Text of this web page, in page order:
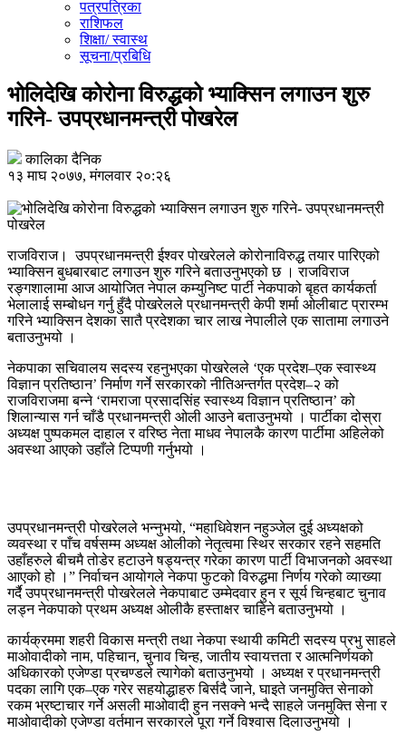
पत्रपत्रिका
राशिफल
शिक्षा/ स्वास्थ
सूचना/प्रबिधि
भोलिदेखि कोरोना विरुद्धको भ्याक्सिन लगाउन शुरु
गरिने- उपप्रधानमन्त्री पोखरेल
कालिका दैनिक
१३ माघ २०७७, मंगलवार २०:२६
राजविराज। उपप्रधानमन्त्री ईश्वर पोखरेलले कोरोनाविरुद्ध तयार पारिएको
भ्याक्सिन बुधबारबाट लगाउन शुरु गरिने बताउनुभएको छ । राजविराज
रङ्गशालामा आज आयोजित नेपाल कम्युनिष्ट पार्टी नेकपाको बृहत कार्यकर्ता
भेलालाई सम्बोधन गर्नु हुँदै पोखरेलले प्रधानमन्त्री केपी शर्मा ओलीबाट प्रारम्भ
गरिने भ्याक्सिन देशका सातै प्रदेशका चार लाख नेपालीले एक सातामा लगाउने
बताउनुभयो ।
नेकपाका सचिवालय सदस्य रहनुभएका पोखरेलले ‘एक प्रदेश–एक स्वास्थ्य
विज्ञान प्रतिष्ठान’ निर्माण गर्ने सरकारको नीतिअन्तर्गत प्रदेश–२ को
राजविराजमा बन्ने ‘रामराजा प्रसादसिंह स्वास्थ्य विज्ञान प्रतिष्ठान’ को
शिलान्यास गर्न चाँडै प्रधानमन्त्री ओली आउने बताउनुभयो । पार्टीका दोस्रा
अध्यक्ष पुष्पकमल दाहाल र वरिष्ठ नेता माधव नेपालकै कारण पार्टीमा अहिलेको
अवस्था आएको उहाँले टिप्पणी गर्नुभयो ।
उपप्रधानमन्त्री पोखरेलले भन्नुभयो, “महाधिवेशन नहुञ्जेल दुई अध्यक्षको
व्यवस्था र पाँच वर्षसम्म अध्यक्ष ओलीको नेतृत्वमा स्थिर सरकार रहने सहमति
उहाँहरुले बीचमै तोडेर हटाउने षड्यन्त्र गरेका कारण पार्टी विभाजनको अवस्था
आएको हो ।” निर्वाचन आयोगले नेकपा फुटको विरुद्धमा निर्णय गरेको व्याख्या
गर्दै उपप्रधानमन्त्री पोखरेलले नेकपाबाट उम्मेदवार हुन र सूर्य चिन्हबाट चुनाव
लड्न नेकपाको प्रथम अध्यक्ष ओलीकै हस्ताक्षर चाहिने बताउनुभयो ।
कार्यक्रममा शहरी विकास मन्त्री तथा नेकपा स्थायी कमिटी सदस्य प्रभु साहले
माओवादीको नाम, पहिचान, चुनाव चिन्ह, जातीय स्वायत्तता र आत्मनिर्णयको
अधिकारको एजेण्डा प्रचण्डले त्यागेको बताउनुभयो । अध्यक्ष र प्रधानमन्त्री
पदका लागि एक–एक गरेर सहयोद्धाहरु बिर्सदै जाने, घाइते जनमुक्ति सेनाको
रकम भ्रष्टाचार गर्ने असली माओवादी हुन नसक्ने भन्दै साहले जनमुक्ति सेना र
माओवादीको एजेण्डा वर्तमान सरकारले पूरा गर्ने विश्वास दिलाउनुभयो ।